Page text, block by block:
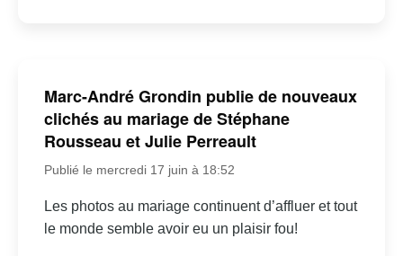
Marc-André Grondin publie de nouveaux
clichés au mariage de Stéphane
Rousseau et Julie Perreault
Publié le mercredi 17 juin à 18:52
Les photos au mariage continuent d’affluer et tout
le monde semble avoir eu un plaisir fou!